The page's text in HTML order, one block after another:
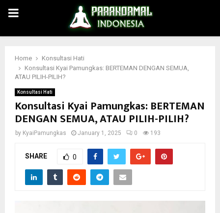
PRIMARY
MENU
Home
Konsultasi Hati
Konsultasi Kyai Pamungkas: BERTEMAN DENGAN SEMUA,
ATAU PILIH-PILIH?
Konsultasi Hati
Konsultasi Kyai Pamungkas: BERTEMAN
DENGAN SEMUA, ATAU PILIH-PILIH?
by KyaiPamungkas January 1, 2025 0 193
SHARE 0